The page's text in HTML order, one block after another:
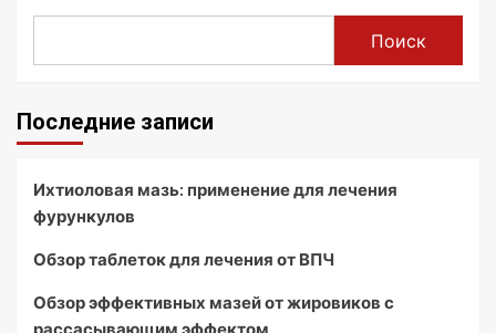
Поиск
Последние записи
Ихтиоловая мазь: применение для лечения
фурункулов
Обзор таблеток для лечения от ВПЧ
Обзор эффективных мазей от жировиков с